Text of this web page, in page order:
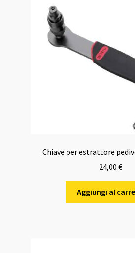
Chiave per estrattore
24,00 €
Aggiungi al